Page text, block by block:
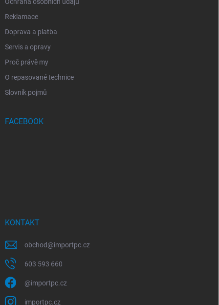
Reklamace
Doprava a platba
Servis a opravy
Proč právě my
O repasované technice
Slovník pojmů
FACEBOOK
KONTAKT
obchod@importpc.cz
603 593 660
@importpc.cz
importpc.cz